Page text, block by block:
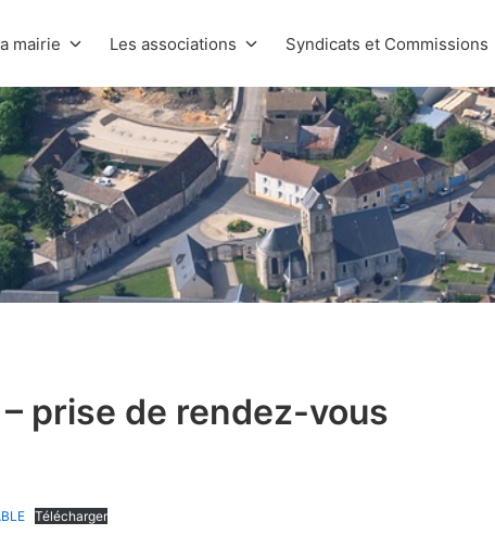
mairie Les associations Syndicats et Commissions
prise de rendez-vous
Télécharger